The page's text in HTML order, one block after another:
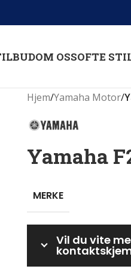
OM OSSOFTE
Hjem/Yamaha Motor/
Yamaha
MERKE
Vil du vite